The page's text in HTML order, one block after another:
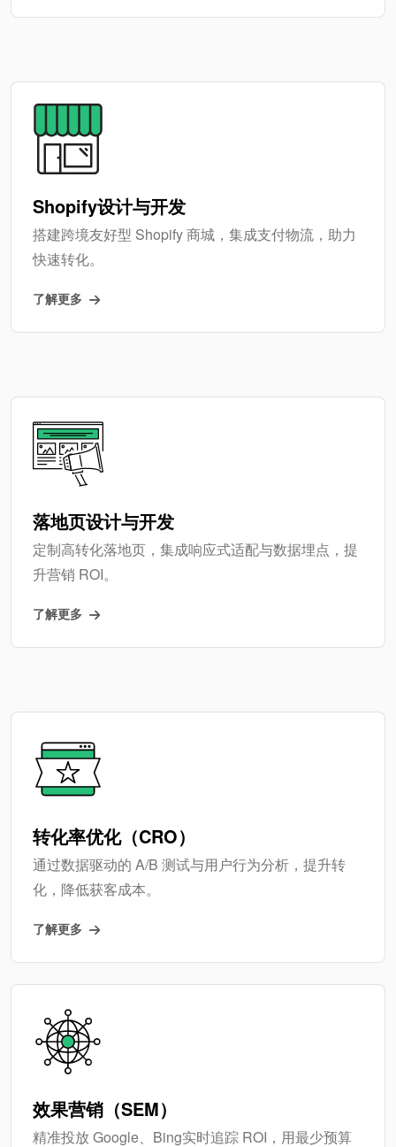
Shopify设计与开发
搭建跨境友好型 Shopify 商城，集成支付物流，助力
快速转化。
了解更多
落地页设计与开发
定制高转化落地页，集成响应式适配与数据埋点，提
升营销 ROI。
了解更多
转化率优化（CRO）
通过数据驱动的 A/B 测试与用户行为分析，提升转
化，降低获客成本。
了解更多
效果营销（SEM）
精准投放 Google、Bing实时追踪 ROI，用最少预算